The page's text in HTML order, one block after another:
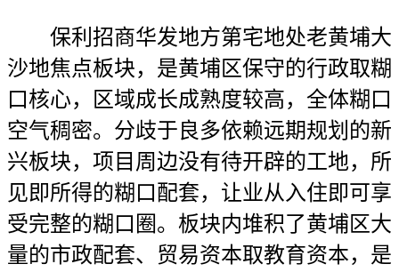
保利招商华发地方第宅地处老黄埔大
沙地焦点板块，是黄埔区保守的行政取糊
口核心，区域成长成熟度较高，全体糊口
空气稠密。分歧于良多依赖远期规划的新
兴板块，项目周边没有待开辟的工地，所
见即所得的糊口配套，让业从入住即可享
受完整的糊口圈。板块内堆积了黄埔区大
量的市政配套、贸易资本取教育资本，是